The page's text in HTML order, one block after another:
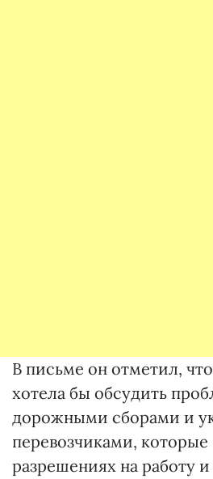
В письме он отметил,
хотела бы обсудить
дорожными сборами и
перевозчиками,
разрешениях на работу